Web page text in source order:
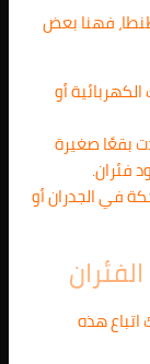
فهنا بعض
أو
بقعًا صغيرة
فئران.
في الجدران أو
هذه